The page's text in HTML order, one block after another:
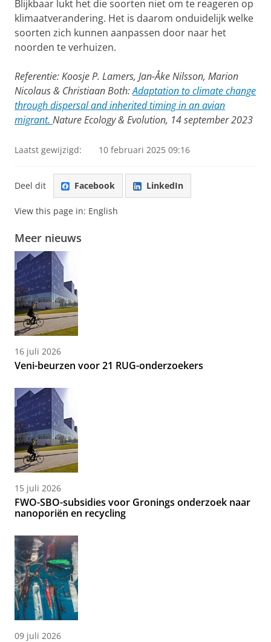
Blijkbaar lukt het die soorten niet om te reageren op
klimaatverandering. Het is daarom onduidelijk welke
soorten zich kunnen aanpassen door naar het
noorden te verhuizen.
Referentie: Koosje P. Lamers, Jan-Åke Nilsson, Marion
Nicolaus & Christiaan Both:Adaptation to climate change
through dispersal and inherited timing in an avian
migrant. Nature Ecology & Evolution, 14 september 2023
Laatst gewijzigd: 10 februari 2025 09:16
Deel dit Facebook LinkedIn
View this page in: English
Meer nieuws
16 juli 2026
Veni-beurzen voor 21 RUG-onderzoekers
15 juli 2026
FWO-SBO-subsidies voor Gronings onderzoek naar
nanoporiën en recycling
09 juli 2026